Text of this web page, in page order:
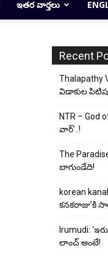
ఇతర వార్తలు
Recent
Thalapathy
విడాకుల
NTR –
వార్’..!
The
బాగుండేది!
korean
కనకరాజు’కి
Irumudi:
లాంచ్ అంటే!